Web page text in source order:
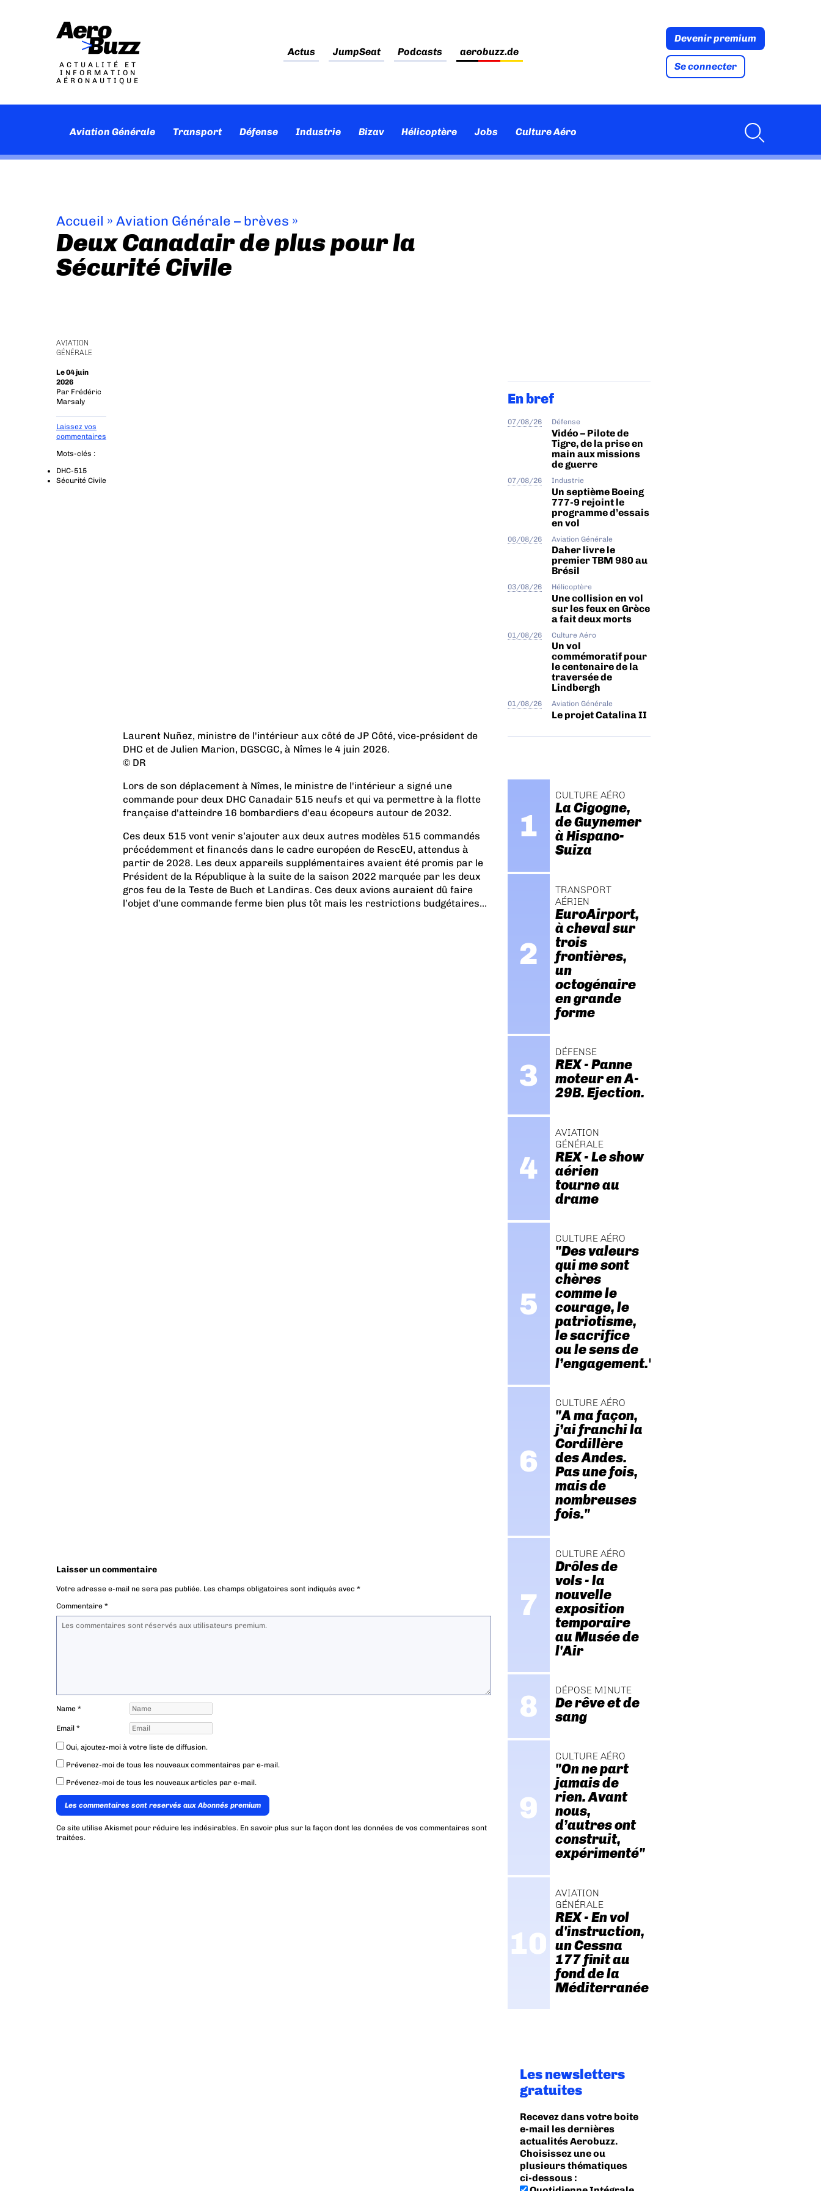
ACTUALITÉ ET
INFORMATION
AÉRONAUTIQUE
Actus JumpSeat Podcasts aerobuzz.de
Devenir premium
Se connecter
Aviation Générale Transport Défense Industrie Bizav Hélicoptère Jobs Culture Aéro
Accueil » Aviation Générale – brèves »
Deux Canadair de plus pour la
Sécurité Civile
AVIATION
GÉNÉRALE
Le 04 juin
2026
Par Frédéric
Marsaly
Laissez vos
commentaires
Mots-clés :
DHC-515
Sécurité Civile
Laurent Nuñez, ministre de l'intérieur aux côté de JP Côté, vice-président de
DHC et de Julien Marion, DGSCGC, à Nîmes le 4 juin 2026.
© DR
Lors de son déplacement à Nîmes, le ministre de l'intérieur a signé une
commande pour deux DHC Canadair 515 neufs et qui va permettre à la flotte
française d'atteindre 16 bombardiers d'eau écopeurs autour de 2032.
Ces deux 515 vont venir s’ajouter aux deux autres modèles 515 commandés
précédemment et financés dans le cadre européen de RescEU, attendus à
partir de 2028. Les deux appareils supplémentaires avaient été promis par le
Président de la République à la suite de la saison 2022 marquée par les deux
gros feu de la Teste de Buch et Landiras. Ces deux avions auraient dû faire
l’objet d’une commande ferme bien plus tôt mais les restrictions budgétaires...
Laisser un commentaire
Votre adresse e-mail ne sera pas publiée. Les champs obligatoires sont indiqués avec *
Commentaire *
Name *
Email *
Oui, ajoutez-moi à votre liste de diffusion.
Prévenez-moi de tous les nouveaux commentaires par e-mail.
Prévenez-moi de tous les nouveaux articles par e-mail.
Les commentaires sont reservés aux Abonnés premium
Ce site utilise Akismet pour réduire les indésirables. En savoir plus sur la façon dont les données de vos commentaires sont
traitées.
En bref
07/08/26 Défense
Vidéo – Pilote de
Tigre, de la prise en
main aux missions
de guerre
07/08/26 Industrie
Un septième Boeing
777-9 rejoint le
programme d’essais
en vol
06/08/26 Aviation Générale
Daher livre le
premier TBM 980 au
Brésil
03/08/26 Hélicoptère
Une collision en vol
sur les feux en Grèce
a fait deux morts
01/08/26 Culture Aéro
Un vol
commémoratif pour
le centenaire de la
traversée de
Lindbergh
01/08/26 Aviation Générale
Le projet Catalina II
CULTURE AÉRO
La Cigogne,
de Guynemer
à Hispano-
Suiza
TRANSPORT
AÉRIEN
EuroAirport,
à cheval sur
trois
frontières,
un
octogénaire
en grande
forme
DÉFENSE
REX - Panne
moteur en A-
29B. Ejection.
AVIATION
GÉNÉRALE
REX - Le show
aérien
tourne au
drame
CULTURE AÉRO
"Des valeurs
qui me sont
chères
comme le
courage, le
patriotisme,
le sacrifice
ou le sens de
l’engagement."
CULTURE AÉRO
"A ma façon,
j’ai franchi la
Cordillère
des Andes.
Pas une fois,
mais de
nombreuses
fois."
CULTURE AÉRO
Drôles de
vols - la
nouvelle
exposition
temporaire
au Musée de
l'Air
DÉPOSE MINUTE
De rêve et de
sang
CULTURE AÉRO
"On ne part
jamais de
rien. Avant
nous,
d’autres ont
construit,
expérimenté"
AVIATION
GÉNÉRALE
REX - En vol
d'instruction,
un Cessna
177 finit au
fond de la
Méditerranée
Les newsletters
gratuites
Recevez dans votre boite
e-mail les dernières
actualités Aerobuzz.
Choisissez une ou
plusieurs thématiques
ci-dessous :